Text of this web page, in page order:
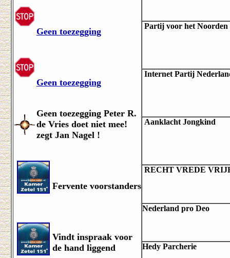
Geen toezegging
Geen toezegging
Geen toezegging Peter R.
de Vries doet niet mee!
zegt Jan Nagel !
Fervente voorstanders
Vindt inspraak voor
de hand liggend
Partij voor het Noorden
Internet Partij
Aanklacht Jongkind
RECHT VREDE
Nederland pro Deo
Hedy Parcherie